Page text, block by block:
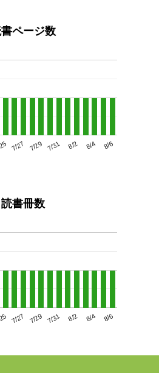
ページ数
7/27 7/29 7/31 8/2 8/4 8/6
読書冊数
7/27 7/29 7/31 8/2 8/4 8/6